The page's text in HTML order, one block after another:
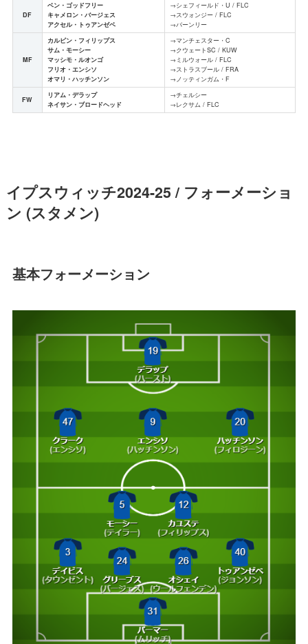
DF
ベン・ゴッドフリー
キャメロン・バージェス
アクセル・トゥアンゼベ
→シェフィールド・U / FLC
→スウォンジー / FLC
→バーンリー
MF
カルビン・フィリップス
サム・モーシー
マッシモ・ルオンゴ
フリオ・エンシソ
オマリ・ハッチンソン
→マンチェスター・C
→クウェートSC / KUW
→ミルウォール / FLC
→ストラスブール / FRA
→ノッティンガム・F
FW
リアム・デラップ
ネイサン・ブロードヘッド
→チェルシー
→レクサム / FLC
イプスウィッチ2024-25 / フォーメーショ
ン (スタメン)
基本フォーメーション